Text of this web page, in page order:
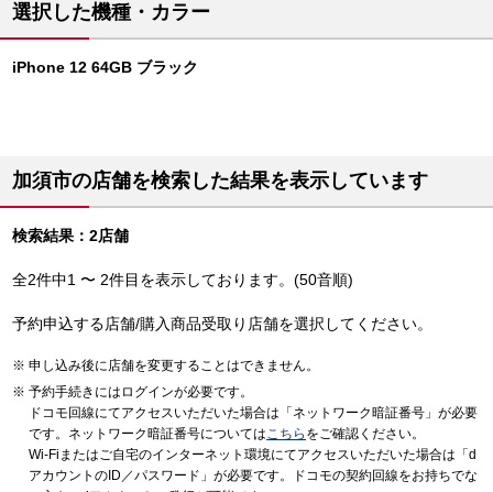
選択した機種・カラー
iPhone 12 64GB ブラック
加須市の店舗を検索した結果を表示しています
検索結果：2店舗
全2件中1 〜 2件目を表示しております。(50音順)
予約申込する店舗/購入商品受取り店舗を選択してください。
申し込み後に店舗を変更することはできません。
予約手続きにはログインが必要です。
ドコモ回線にてアクセスいただいた場合は「ネットワーク暗証番号」が必要
です。ネットワーク暗証番号についてはこちら をご確認ください。
Wi-Fiまたはご自宅のインターネット環境にてアクセスいただいた場合は「d
アカウントのID／パスワード」が必要です。ドコモの契約回線をお持ちでな